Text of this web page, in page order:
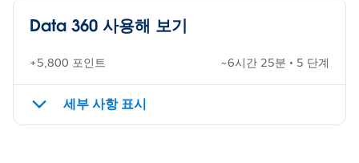
Data 360 사용해 보기
+5,800 포인트 ~6시간 25분 • 5 단계
세부 사항 표시